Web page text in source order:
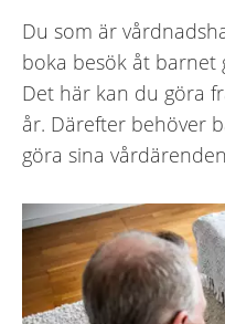
Du som är
boka besök åt barnet
Det här kan du göra
år. Därefter behöver
göra sina